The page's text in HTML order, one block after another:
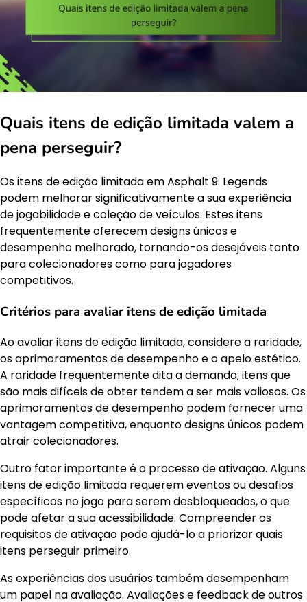
Quais itens de edição limitada valem a
pena perseguir?
Os itens de edição limitada em Asphalt 9: Legends
podem melhorar significativamente a sua experiência
de jogabilidade e coleção de veículos. Estes itens
frequentemente oferecem designs únicos e
desempenho melhorado, tornando-os desejáveis tanto
para colecionadores como para jogadores
competitivos.
Critérios para avaliar itens de edição limitada
Ao avaliar itens de edição limitada, considere a raridade,
os aprimoramentos de desempenho e o apelo estético.
A raridade frequentemente dita a demanda; itens que
são mais difíceis de obter tendem a ser mais valiosos. Os
aprimoramentos de desempenho podem fornecer uma
vantagem competitiva, enquanto designs únicos podem
atrair colecionadores.
Outro fator importante é o processo de ativação. Alguns
itens de edição limitada requerem eventos ou desafios
específicos no jogo para serem desbloqueados, o que
pode afetar a sua acessibilidade. Compreender os
requisitos de ativação pode ajudá-lo a priorizar quais
itens perseguir primeiro.
As experiências dos usuários também desempenham
um papel na avaliação. Avaliações e feedback de outros